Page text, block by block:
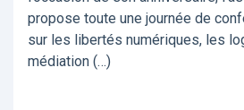
propose toute une journée de
sur les libertés numériques, les
médiation (…)